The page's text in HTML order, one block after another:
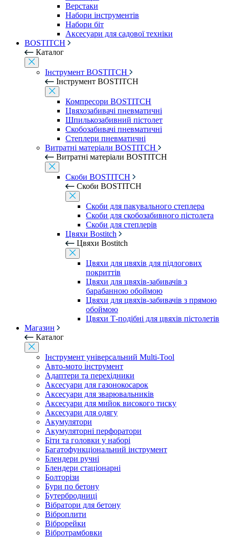
Верстаки
Набори інструментів
Набори біт
Аксесуари для садової техніки
BOSTITCH
Каталог
Інструмент BOSTITCH
Інструмент BOSTITCH
Компресори BOSTITCH
Цвяхозабивачі пневматичні
Шпилькозабивний пістолет
Скобозабивачі пневматичні
Степлери пневматичні
Витратні матеріали BOSTITCH
Витратні матеріали BOSTITCH
Скоби BOSTITCH
Скоби BOSTITCH
Скоби для пакувального степлера
Скоби для скобозабивного пістолета
Скоби для степлерів
Цвяхи Bostitch
Цвяхи Bostitch
Цвяхи для цвяхів для підлогових
покриттів
Цвяхи для цвяхів-забивачів з
барабанною обоймою
Цвяхи для цвяхів-забивачів з прямою
обоймою
Цвяхи Т-подібні для цвяхів пістолетів
Магазин
Каталог
Інструмент універсальний Multi-Tool
Авто-мото інструмент
Адаптери та перехідники
Аксесуари для газонокосарок
Аксесуари для зварювальників
Аксесуари для мийок високого тиску
Аксесуари для одягу
Акумулятори
Акумуляторні перфоратори
Біти та головки у наборі
Багатофункціональний інструмент
Блендери ручні
Блендери стаціонарні
Болторізи
Бури по бетону
Бутербродниці
Вібратори для бетону
Віброплити
Віброрейки
Вібротрамбовки